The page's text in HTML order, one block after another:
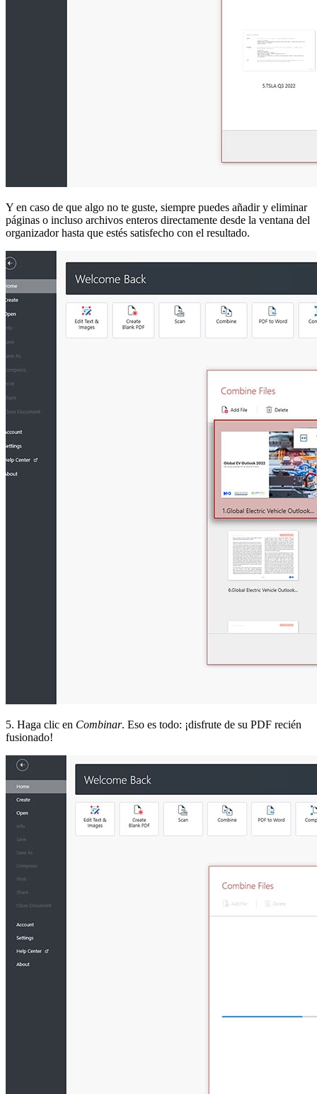
Y en caso de que algo no te guste, siempre puedes añadir y eliminar
páginas o incluso archivos enteros directamente desde la ventana del
organizador hasta que estés satisfecho con el resultado.
5. Haga clic en Combinar. Eso es todo: ¡disfrute de su PDF recién
fusionado!